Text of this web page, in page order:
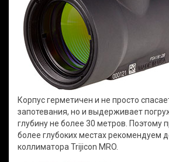
Корпус герметичен и не просто
запотевания, но и выдерживает
глубину не более 30 метров. Поэтому
более глубоких местах рекомендуем
коллиматора Trijicon MRO.